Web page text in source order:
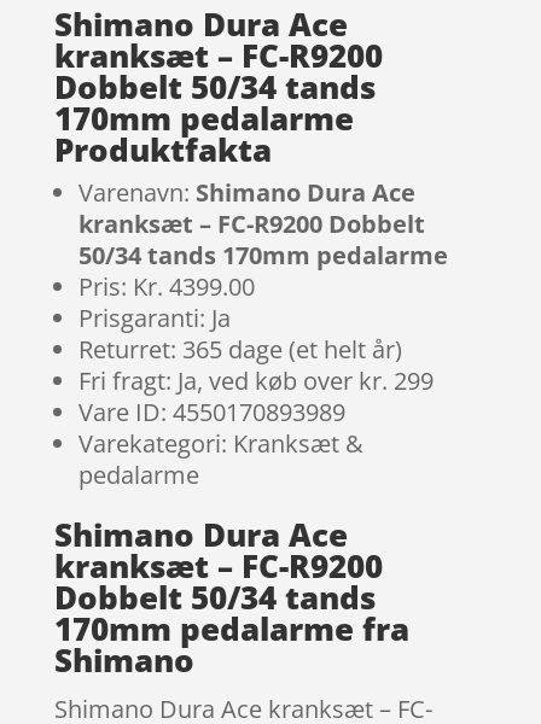
Shimano Dura Ace
kranksæt – FC-R9200
Dobbelt 50/34 tands
170mm pedalarme
Produktfakta
Varenavn: Shimano Dura Ace
kranksæt – FC-R9200 Dobbelt
50/34 tands 170mm pedalarme
Pris: Kr. 4399.00
Prisgaranti: Ja
Returret: 365 dage (et helt år)
Fri fragt: Ja, ved køb over kr. 299
Vare ID: 4550170893989
Varekategori: Kranksæt &
pedalarme
Shimano Dura Ace
kranksæt – FC-R9200
Dobbelt 50/34 tands
170mm pedalarme fra
Shimano
Shimano Dura Ace kranksæt – FC-